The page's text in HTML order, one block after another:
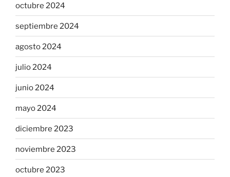
octubre 2024
septiembre 2024
agosto 2024
julio 2024
junio 2024
mayo 2024
diciembre 2023
noviembre 2023
octubre 2023